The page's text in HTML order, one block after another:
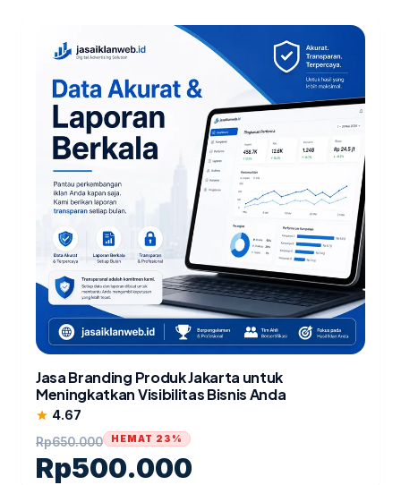
Jasa Branding Produk Jakarta untuk
Meningkatkan Visibilitas Bisnis Anda
star 4.67
Rp650.000
Rp500.000
HEMAT 23%